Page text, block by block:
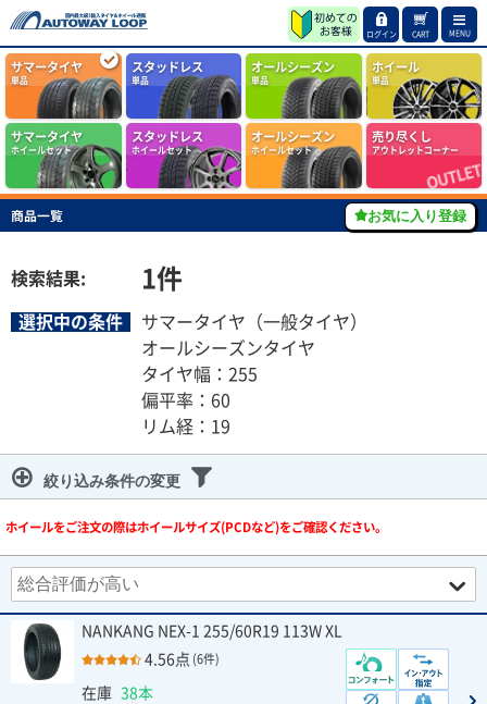
ログイン CART MENU
サマータイヤ
単品
スタッドレス
単品
オールシーズン
単品
ホイール
単品
サマータイヤ
ホイールセット
スタッドレス
ホイールセット
オールシーズン
ホイールセット
売り尽くし
アウトレットコーナー
商品一覧
検索結果: 1件
選択中の条件
サマータイヤ（一般タイヤ）
オールシーズンタイヤ
タイヤ幅：255
偏平率：60
リム経：19
絞り込み条件の変更
ホイールをご注文の際はホイールサイズ(PCDなど)をご確認ください。
お気に入り登録
NANKANG NEX-1 255/60R19 113W XL
4.56点 (6件)
在庫 38本